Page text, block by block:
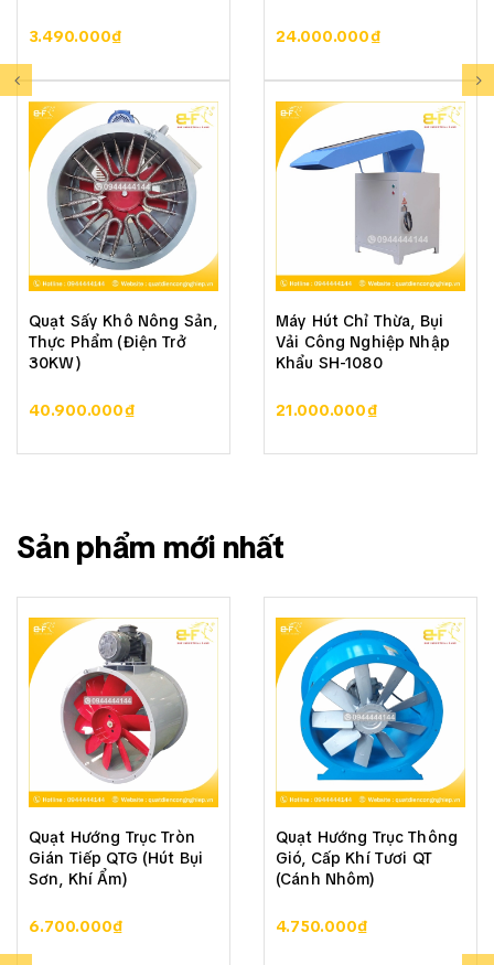
3.490.000₫
Quạt Sấy Khô Nông Sản,
Thực Phẩm (Điện Trở
30KW)
40.900.000₫
24.000.000₫
Máy Hút Chỉ Thừa, Bụi
Vải Công Nghiệp Nhập
Khẩu SH-1080
21.000.000₫
Sản phẩm mới nhất
Quạt Hướng Trục Tròn
Gián Tiếp QTG (Hút Bụi
Sơn, Khí Ẩm)
6.700.000₫
Quạt Hướng Trục Thông
Gió, Cấp Khí Tươi QT
(Cánh Nhôm)
4.750.000₫